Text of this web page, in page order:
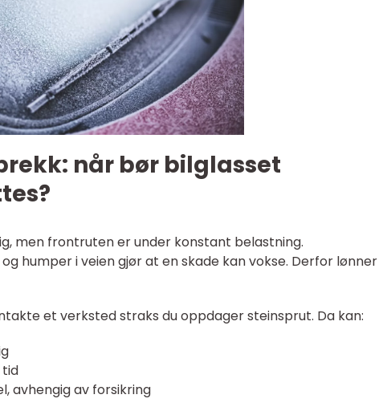
når bør bilglasset
men frontruten er under konstant belastning.
humper i veien gjør at en skade kan vokse. Derfor lønner
et verksted straks du oppdager steinsprut. Da kan:
tid
avhengig av forsikring